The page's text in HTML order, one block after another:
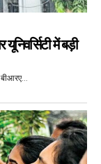
में बड़ी